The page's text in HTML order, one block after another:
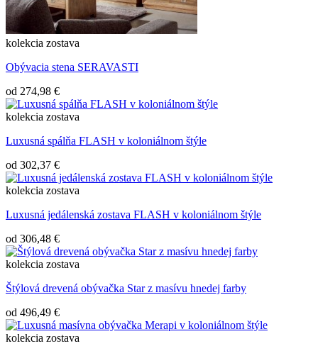
kolekcia zostava
Obývacia stena SERAVASTI
od 274,98 €
kolekcia zostava
Luxusná spálňa FLASH v koloniálnom štýle
od 302,37 €
kolekcia zostava
Luxusná jedálenská zostava FLASH v koloniálnom štýle
od 306,48 €
kolekcia zostava
Štýlová drevená obývačka Star z masívu hnedej farby
od 496,49 €
kolekcia zostava